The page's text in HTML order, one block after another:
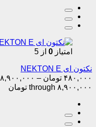
امتیاز 0 از 5
نکتون ای NEKTON E
۴۸۰,۰۰۰ تومان – ۸,۹۰۰,۰۰۰
through ۸,۹۰۰,۰۰۰ تومان